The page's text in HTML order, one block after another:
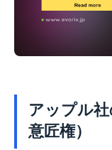
アップル
意匠権）